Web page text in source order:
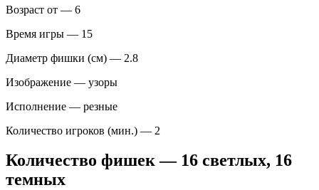
Возраст от — 6
Время игры — 15
Диаметр фишки (см) — 2.8
Изображение — узоры
Исполнение — резные
Количество игроков (мин.) — 2
Количество фишек — 16 светлых, 16
темных